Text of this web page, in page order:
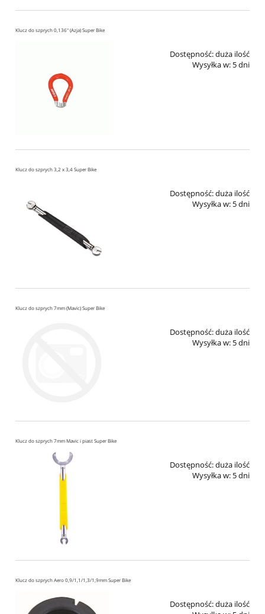
Klucz do szprych 0,136" (Azja) Super Bike
Dostępność:duża ilość
Wysyłka w: 5 dni
Klucz do szprych 3,2 x 3,4 Super Bike
Dostępność:duża ilość
Wysyłka w: 5 dni
Klucz do szprych 7mm (Mavic) Super Bike
Dostępność:duża ilość
Wysyłka w: 5 dni
Klucz do szprych 7mm Mavic i piast Super Bike
Dostępność:duża ilość
Wysyłka w: 5 dni
Klucz do szprych Aero 0,9/1,1/1,3/1,9mm Super Bike
Dostępność:duża ilość